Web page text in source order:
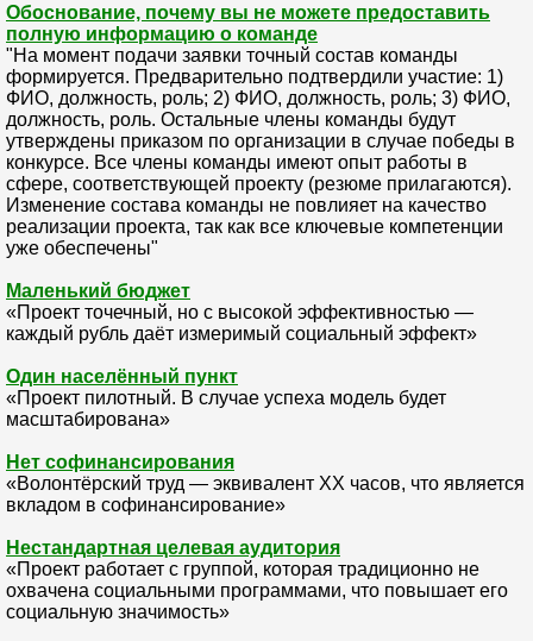
Обоснование, почему вы не можете предоставить
полную информацию о команде
"На момент подачи заявки точный состав команды
формируется. Предварительно подтвердили участие: 1)
ФИО, должность, роль; 2) ФИО, должность, роль; 3) ФИО,
должность, роль. Остальные члены команды будут
утверждены приказом по организации в случае победы в
конкурсе. Все члены команды имеют опыт работы в
сфере, соответствующей проекту (резюме прилагаются).
Изменение состава команды не повлияет на качество
реализации проекта, так как все ключевые компетенции
уже обеспечены"
Маленький бюджет
«Проект точечный, но с высокой эффективностью —
каждый рубль даёт измеримый социальный эффект»
Один населённый пункт
«Проект пилотный. В случае успеха модель будет
масштабирована»
Нет софинансирования
«Волонтёрский труд — эквивалент XX часов, что является
вкладом в софинансирование»
Нестандартная целевая аудитория
«Проект работает с группой, которая традиционно не
охвачена социальными программами, что повышает его
социальную значимость»